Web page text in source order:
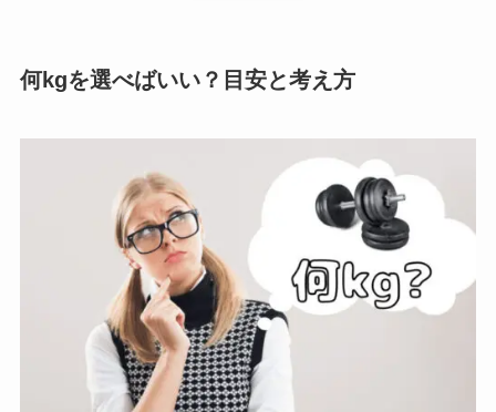
何kgを選べばいい？目安と考え方